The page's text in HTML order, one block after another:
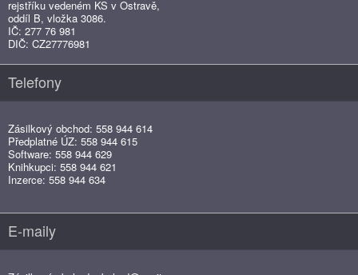
rejstříku vedeném KS v Ostravě,
oddíl B, vložka 3086.
IČ: 277 76 981
DIČ: CZ27776981
Telefony
Zásilkový obchod: 558 944 614
Předplatné ÚZ: 558 944 615
Software: 558 944 629
Knihkupci: 558 944 621
Inzerce: 558 944 634
E-maily